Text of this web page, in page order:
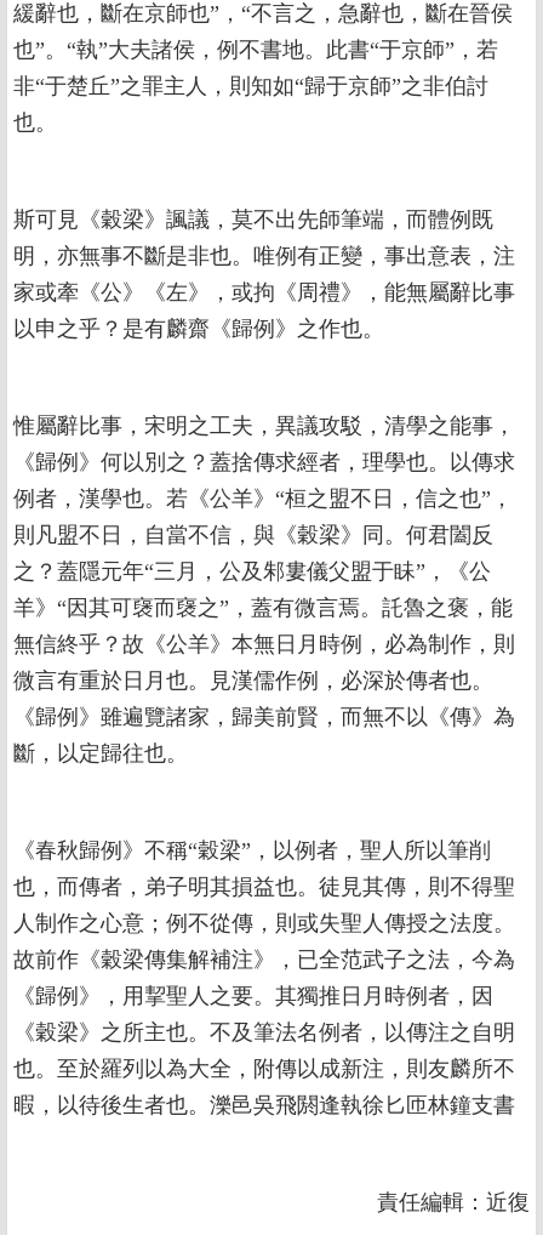
緩辭也，斷在京師也”，“不言之，急辭也，斷在晉侯
也”。“執”大夫諸侯，例不書地。此書“于京師”，若
非“于楚丘”之罪主人，則知如“歸于京師”之非伯討
也。
斯可見《穀梁》諷議，莫不出先師筆端，而體例既
明，亦無事不斷是非也。唯例有正變，事出意表，注
家或牽《公》《左》，或拘《周禮》，能無屬辭比事
以申之乎？是有麟齋《歸例》之作也。
惟屬辭比事，宋明之工夫，異議攻駁，清學之能事，
《歸例》何以別之？蓋捨傳求經者，理學也。以傳求
例者，漢學也。若《公羊》“桓之盟不日，信之也”，
則凡盟不日，自當不信，與《穀梁》同。何君闔反
之？蓋隱元年“三月，公及邾婁儀父盟于眛”，《公
羊》“因其可襃而襃之”，蓋有微言焉。託魯之褒，能
無信終乎？故《公羊》本無日月時例，必為制作，則
微言有重於日月也。見漢儒作例，必深於傳者也。
《歸例》雖遍覽諸家，歸美前賢，而無不以《傳》為
斷，以定歸往也。
《春秋歸例》不稱“穀梁”，以例者，聖人所以筆削
也，而傳者，弟子明其損益也。徒見其傳，則不得聖
人制作之心意；例不從傳，則或失聖人傳授之法度。
故前作《穀梁傳集解補注》，已全范武子之法，今為
《歸例》，用挈聖人之要。其獨推日月時例者，因
《穀梁》之所主也。不及筆法名例者，以傳注之自明
也。至於羅列以為大全，附傳以成新注，則友麟所不
暇，以待後生者也。濼邑吳飛閼逢執徐匕匝林鐘支書
責任編輯：近復